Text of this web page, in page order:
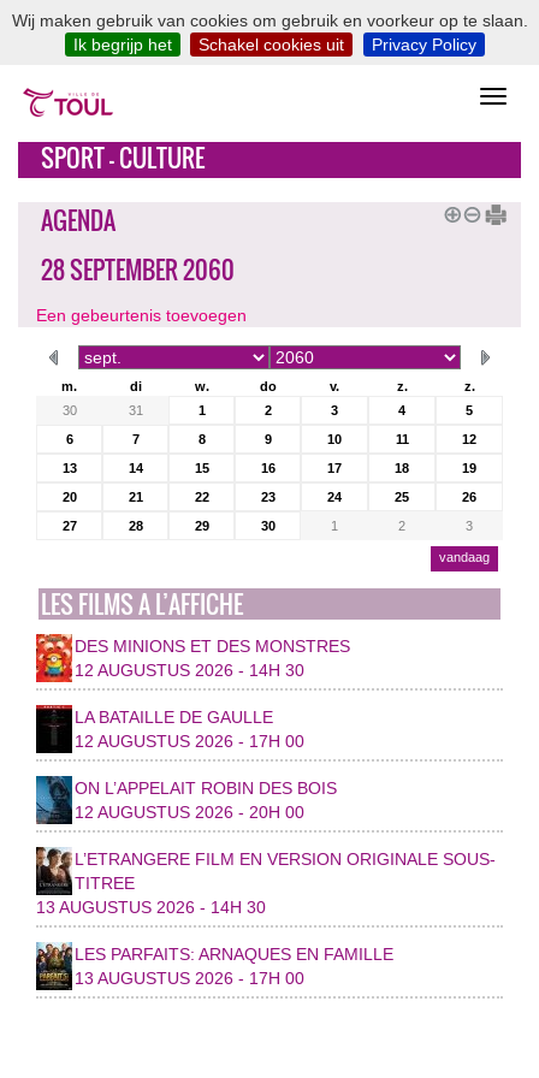
Wij maken gebruik van cookies om gebruik en voorkeur op te slaan.
Ik begrijp het
Schakel cookies uit Privacy Policy
SPORT - CULTURE
AGENDA
28 SEPTEMBER 2060
Een gebeurtenis toevoegen
m. di w. do v. z.
z.
30
31 1 2 3 4
5
6
7 8 9 10 11
12
13
14 15 16 17 18
19
20
21 22 23 24 25
26
27
28 29 30 1 2 3
vandaag
LES FILMS A L’AFFICHE
DES MINIONS ET DES MONSTRES
12 AUGUSTUS 2026 - 14H 30
LA BATAILLE DE GAULLE
12 AUGUSTUS 2026 - 17H 00
ON L’APPELAIT ROBIN DES BOIS
12 AUGUSTUS 2026 - 20H 00
L’ETRANGERE FILM EN VERSION ORIGINALE SOUS-
TITREE
13 AUGUSTUS 2026 - 14H 30
LES PARFAITS: ARNAQUES EN FAMILLE
13 AUGUSTUS 2026 - 17H 00